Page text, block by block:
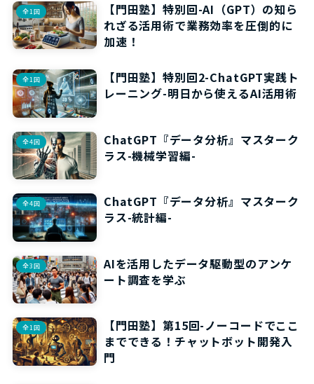
全1回
【門田塾】特別回-AI（GPT）の知ら
れざる活用術で業務効率を圧倒的に
加速！
全1回
【門田塾】特別回2-ChatGPT実践ト
レーニング-明日から使えるAI活用術
全4回
ChatGPT『データ分析』マスターク
ラス-機械学習編-
全4回
ChatGPT『データ分析』マスターク
ラス-統計編-
全3回
AIを活用したデータ駆動型のアンケ
ート調査を学ぶ
全1回
【門田塾】第15回-ノーコードでここ
までできる！チャットボット開発入
門